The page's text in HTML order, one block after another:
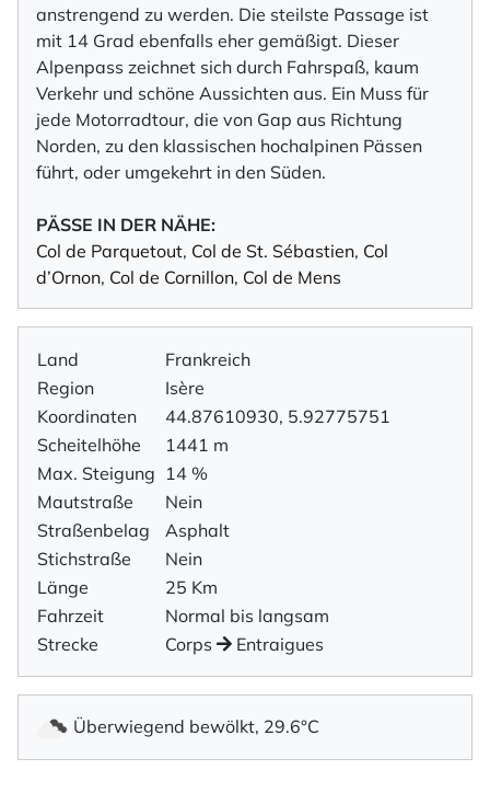
anstrengend zu werden. Die steilste Passage ist
mit 14 Grad ebenfalls eher gemäßigt. Dieser
Alpenpass zeichnet sich durch Fahrspaß, kaum
Verkehr und schöne Aussichten aus. Ein Muss für
jede Motorradtour, die von Gap aus Richtung
Norden, zu den klassischen hochalpinen Pässen
führt, oder umgekehrt in den Süden.
PÄSSE IN DER NÄHE:
Col de Parquetout, Col de St. Sébastien, Col
d’Ornon, Col de Cornillon, Col de Mens
Land
Frankreich
Region
Isère
Koordinaten
44.87610930, 5.92775751
Scheitelhöhe
1441 m
Max. Steigung 14 %
Mautstraße
Nein
Straßenbelag
Asphalt
Stichstraße
Nein
Länge
25 Km
Fahrzeit
Normal bis langsam
Strecke
Corps Entraigues
Überwiegend bewölkt, 29.6°C